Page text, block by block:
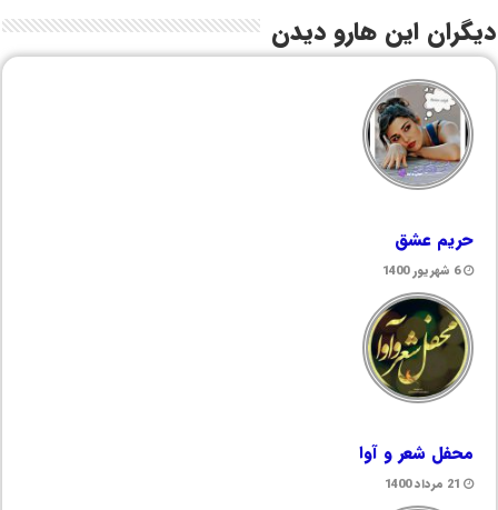
دیگران این هارو دیدن
حریم عشق
6 شهریور 1400
محفل شعر و آوا
21 مرداد 1400